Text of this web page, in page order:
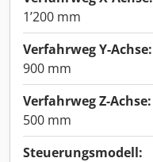
1’200 mm
Verfahrweg Y-Achse:
900 mm
Verfahrweg Z-Achse:
500 mm
Steuerungsmodell: